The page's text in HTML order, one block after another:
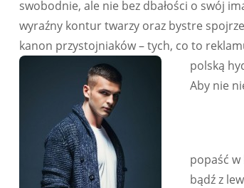
swobodnie, ale nie bez dbałości o swój
wyraźny kontur twarzy oraz bystre
kanon przystojniaków – tych, co to
polską
Aby nie
popaść w
bądź z